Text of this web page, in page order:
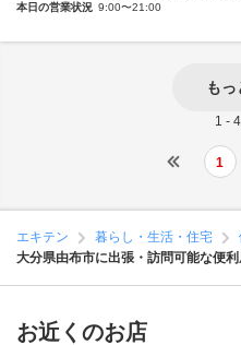
本日の営業状況 9:00〜21:00
もっ
1 -
1
エキテン 暮らし・生活・住宅
大分県由布市に出張・訪問可能な便
お近くのお店